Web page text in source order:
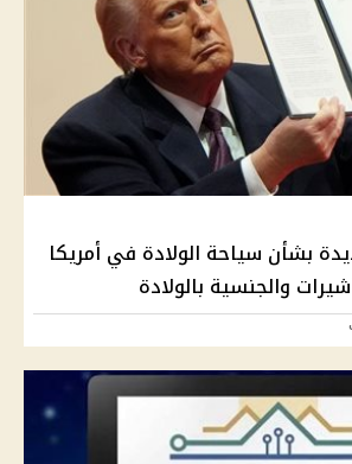
بشأن سياحة الولادة في أمريكا
والجنسية بالولادة